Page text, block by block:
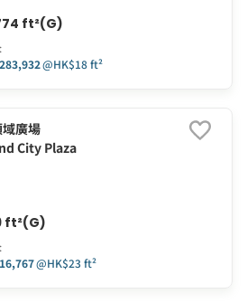
ft²(G)
:
@HK$18 ft²
廣場
City Plaza
ft²(G)
:
@HK$23 ft²